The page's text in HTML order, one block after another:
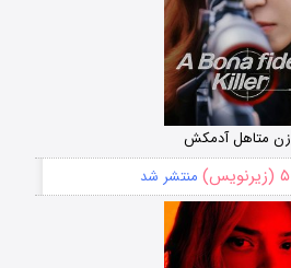
زن متاهل آدمکش
۵ (زیرنویس) منتشر شد